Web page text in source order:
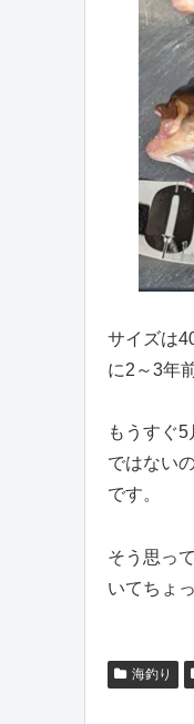
サイズは
に2～3年
もうすぐ
ではない
です。
そう思っ
いてちょ
海釣り